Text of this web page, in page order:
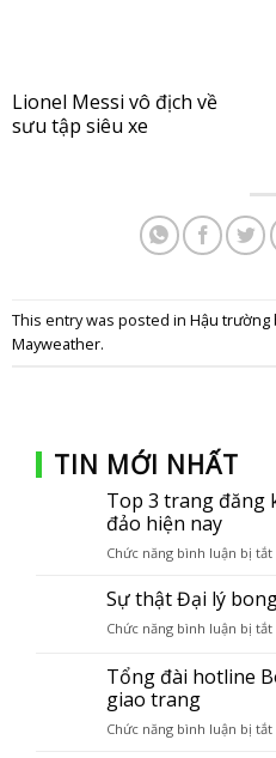
Lionel Messi vô địch về
sưu tập siêu xe
This entry was posted in Hậu trường
Mayweather.
TIN MỚI NHẤT
Top 3 trang đăng
đảo hiện nay
Chức năng bình luận bị tắtở
Sự thật Đại lý
Chức năng bình luận bị tắtở
Tổng đài hotline
giao trang
Chức năng bình luận bị tắtở